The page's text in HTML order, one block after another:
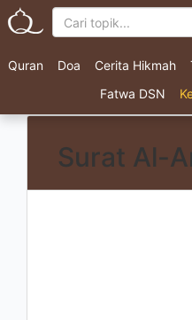
Quran Doa Cerita Hikmah
Fatwa DSN
Surat Al-